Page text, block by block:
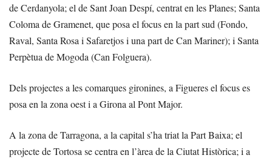
de Cerdanyola; el de Sant Joan Despí, centrat en les Planes; Santa
Coloma de Gramenet, que posa el focus en la part sud (Fondo,
Raval, Santa Rosa i Safaretjos i una part de Can Mariner); i Santa
Perpètua de Mogoda (Can Folguera).
Dels projectes a les comarques gironines, a Figueres el focus es
posa en la zona oest i a Girona al Pont Major.
A la zona de Tarragona, a la capital s’ha triat la Part Baixa; el
projecte de Tortosa se centra en l’àrea de la Ciutat Històrica; i a